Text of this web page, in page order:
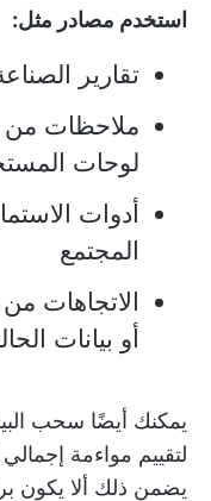
استخدم مصادر مثل:
تقارير
ملاحظات من
لوحات
أدوات
المجتمع
الاتجاهات
أو بيانات
يمكنك أيضًا سحب
يضمن ذلك ألا يكون